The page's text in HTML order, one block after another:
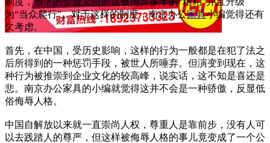
为“当众爬行”。对于这样的制度，南京办公家具小编觉得还有
欠考虑。
首先，在中国，受历史影响，这样的行为一般都是在犯了法之
后所得到的一种惩罚手段，被世人所唾弃。但演变到现在，这
种行为被推崇到企业文化的较高峰，说实话，这不知是喜还是
悲。南京办公家具的小编就觉得这并不会是一种骄傲，反显低
俗侮辱人格。
中国自解放以来就一直崇尚人权，尊重人是靠前步，没有人可
以去践踏人的尊严，但这样被侮辱人格的事儿竟变成了一个公